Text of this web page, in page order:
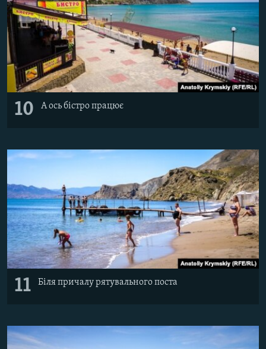
10 А ось бістро працює
11 Біля причалу рятувального поста